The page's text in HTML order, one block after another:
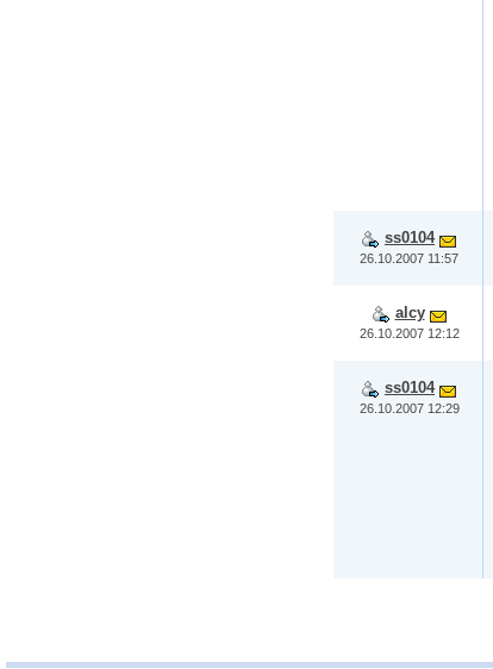
ss0104
26.10.2007 11:57
alcy
26.10.2007 12:12
ss0104
26.10.2007 12:29